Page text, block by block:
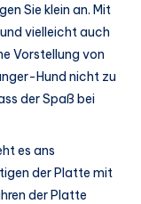
Sie klein an. Mit
vielleicht auch
Vorstellung von
Hund nicht zu
der Spaß bei
es ans
der Platte mit
der Platte